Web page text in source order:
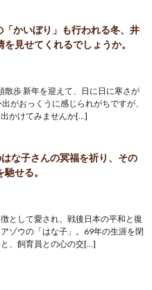
かいぼり」も行われる冬、井
見せてくれるでしょうか。
散歩 新年を迎えて、日に日に寒さが
がおっくうに感じられがちですが、
かけてみませんか[…]
な子さんの冥福を祈り、その
せる。
として愛され、戦後日本の平和と復
ゾウの「はな子」。69年の生涯を閉
、飼育員との心の交[…]